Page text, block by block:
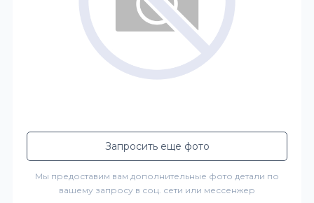
Запросить еще фото
Мы предоставим вам дополнительные фото детали по
вашему запросу в соц. сети или мессенжер